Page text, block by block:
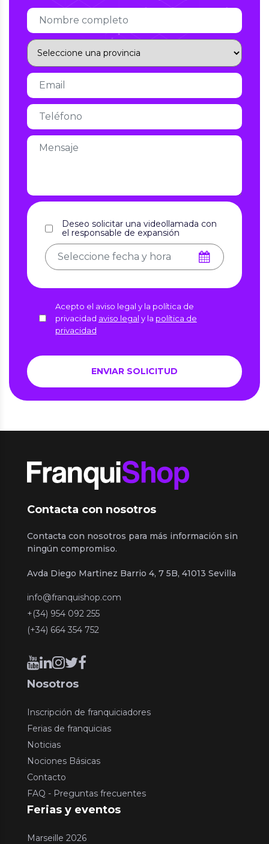
Deseo solicitar una videollamada con
el responsable de expansión
Acepto el aviso legal y la política de
privacidad aviso legal y la política de
privacidad
Contacta con nosotros
Contacta con nosotros para más información sin
ningún compromiso.
Avda Diego Martinez Barrio 4, 7 5B, 41013 Sevilla
info@franquishop.com
+(34) 954 092 255
(+34) 664 354 752
Nosotros
Inscripción de franquiciadores
Ferias de franquicias
Noticias
Nociones Básicas
Contacto
FAQ - Preguntas frecuentes
Ferias y eventos
Marseille 2026